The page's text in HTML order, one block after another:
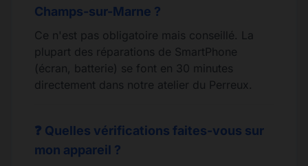
Champs-sur-Marne ?
Ce n'est pas obligatoire mais conseillé. La
plupart des réparations de SmartPhone
(écran, batterie) se font en 30 minutes
directement dans notre atelier du Perreux.
❓ Quelles vérifications faites-vous sur
mon appareil ?